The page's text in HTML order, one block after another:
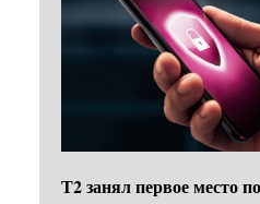
Т2 занял первое место